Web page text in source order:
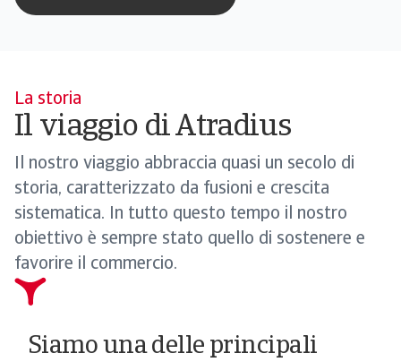
La storia
Il viaggio di Atradius
Il nostro viaggio abbraccia quasi un secolo di
storia, caratterizzato da fusioni e crescita
sistematica. In tutto questo tempo il nostro
obiettivo è sempre stato quello di sostenere e
favorire il commercio.
Siamo una delle principali